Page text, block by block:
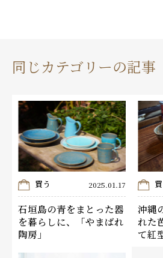
同じカテゴリーの記事
買う 2025.01.17
石垣島の青をまとった器
を暮らしに、「やまばれ
陶房」
沖縄
れた
て紅